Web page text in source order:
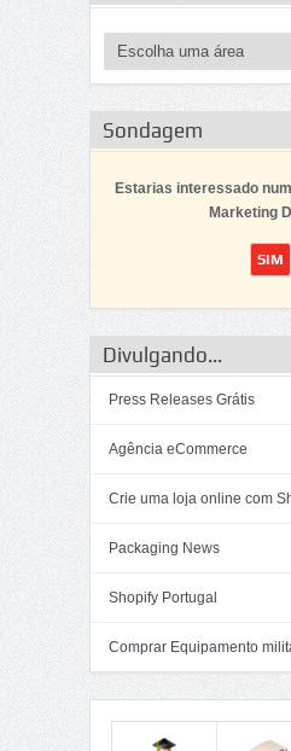
Sondagem
Estarias interessado
Marketing
Divulgando...
Press Releases Grátis
Agência eCommerce
Crie uma loja online com
Packaging News
Shopify Portugal
Comprar Equipamento